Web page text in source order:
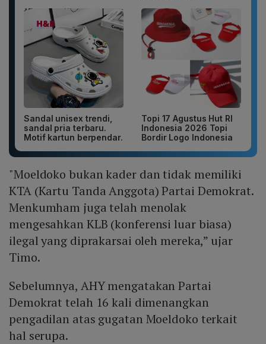
Sandal unisex trendi,
sandal pria terbaru.
Motif kartun berpendar.
Topi 17 Agustus Hut RI
Indonesia 2026 Topi
Bordir Logo Indonesia
"Moeldoko bukan kader dan tidak memiliki
KTA (Kartu Tanda Anggota) Partai Demokrat.
Menkumham juga telah menolak
mengesahkan KLB (konferensi luar biasa)
ilegal yang diprakarsai oleh mereka,” ujar
Timo.
Sebelumnya, AHY mengatakan Partai
Demokrat telah 16 kali dimenangkan
pengadilan atas gugatan Moeldoko terkait
hal serupa.